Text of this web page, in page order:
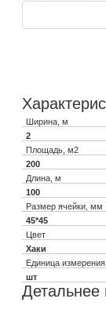
Ширина, м
2
Площадь, м2
200
Длина, м
100
Размер ячейки, мм
45*45
Цвет
Хаки
Единица измерения
шт
Детальнее